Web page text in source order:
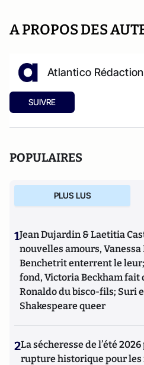
A PROPOS DES
Atlantico Rédaction
SUIVRE
POPULAIRES
PLUS LUS
1Jean Dujardin & Laetitia
nouvelles amours, Vanessa
Benchetrit enterrent le
fond, Victoria Beckham
Ronaldo du bisco-fils; Suri
Shakespeare queer
2La sécheresse de l’été
rupture historique pour